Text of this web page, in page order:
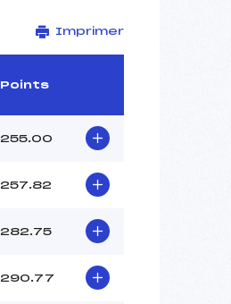
L'ETALE
1405
2438/02/09
Imprimer
Points
255.00
257.82
282.75
290.77